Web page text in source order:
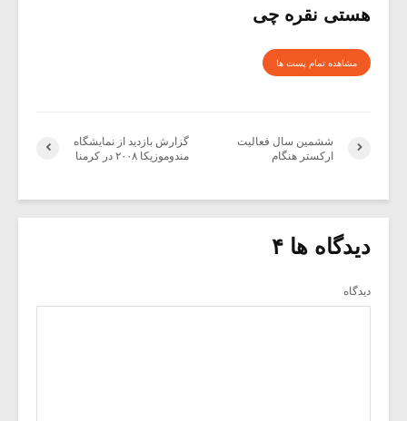
هستی نقره چی
مشاهده تمام پست ها
گزارش بازدید از نمایشگاه
مندوموزیکا ۲۰۰۸ در کرمنا
ششمین سال فعالیت
ارکستر هنگام
دیدگاه ها ۴
دیدگاه